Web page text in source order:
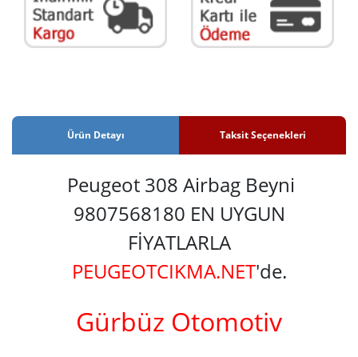
Ürün Detayı Taksit Seçenekleri
Peugeot 308 Airbag Beyni
9807568180 EN UYGUN
FİYATLARLA
PEUGEOTCIKMA.NET'de.
Gürbüz Otomotiv